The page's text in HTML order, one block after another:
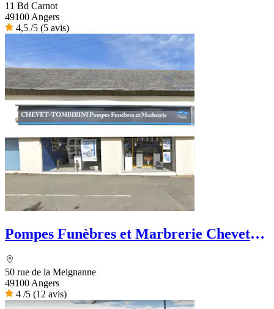
11 Bd Carnot
49100 Angers
4,5 /5 (5 avis)
Pompes Funèbres et Marbrerie Chevet-
50 rue de la Meignanne
49100 Angers
4 /5 (12 avis)